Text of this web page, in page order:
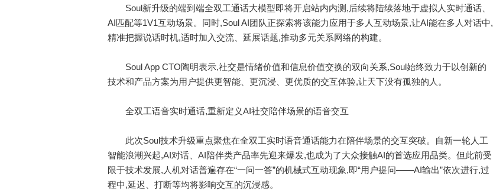
Soul新升级的端到端全双工通话大模型即将开启站内内测,后续将陆续落地于虚拟人实时通话、
AI匹配等1V1互动场景。同时,Soul AI团队正探索将该能力应用于多人互动场景,让AI能在多人对话中,
精准把握说话时机,适时加入交流、延展话题,推动多元关系网络的构建。
Soul App CTO陶明表示,社交是情绪价值和信息价值交换的双向关系,Soul始终致力于以创新的
技术和产品方案为用户提供更智能、更沉浸、更优质的交互体验,让天下没有孤独的人。
全双工语音实时通话,重新定义AI社交陪伴场景的语音交互
此次Soul技术升级重点聚焦在全双工实时语音通话能力在陪伴场景的交互突破。自新一轮人工
智能浪潮兴起,AI对话、AI陪伴类产品率先迎来爆发,也成为了大众接触AI的首选应用品类。但此前受
限于技术发展,人机对话普遍存在“一问一答”的机械式互动现象,即“用户提问——AI输出”依次进行,过
程中,延迟、打断等均将影响交互的沉浸感。